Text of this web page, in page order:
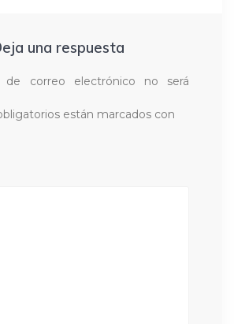
una respuesta
de correo electrónico no será
están marcados con